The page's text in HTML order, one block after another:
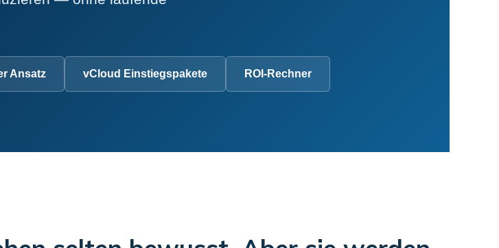
Ansatz vCloud Einstiegspakete ROI-Rechner